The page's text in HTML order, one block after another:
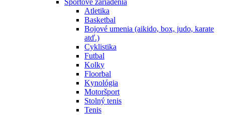
Športové zariadenia
Atletika
Basketbal
Bojové umenia (aikido, box, judo, karate
atď.)
Cyklistika
Futbal
Kolky
Floorbal
Kynológia
Motoršport
Stolný tenis
Tenis